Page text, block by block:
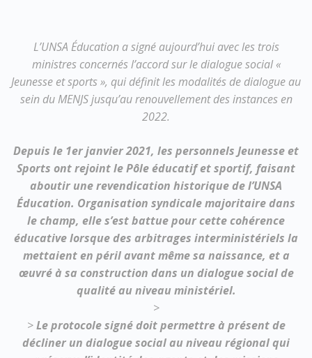
L’UNSA Éducation a signé aujourd’hui avec les trois
ministres concernés l’accord sur le dialogue social «
Jeunesse et sports », qui définit les modalités de dialogue au
sein du MENJS jusqu’au renouvellement des instances en
2022.
Depuis le 1er janvier 2021, les personnels Jeunesse et
Sports ont rejoint le Pôle éducatif et sportif, faisant
aboutir une revendication historique de l’UNSA
Éducation. Organisation syndicale majoritaire dans
le champ, elle s’est battue pour cette cohérence
éducative lorsque des arbitrages interministériels la
mettaient en péril avant même sa naissance, et a
œuvré à sa construction dans un dialogue social de
qualité au niveau ministériel.
>
>Le protocole signé doit permettre à présent de
décliner un dialogue social au niveau régional qui